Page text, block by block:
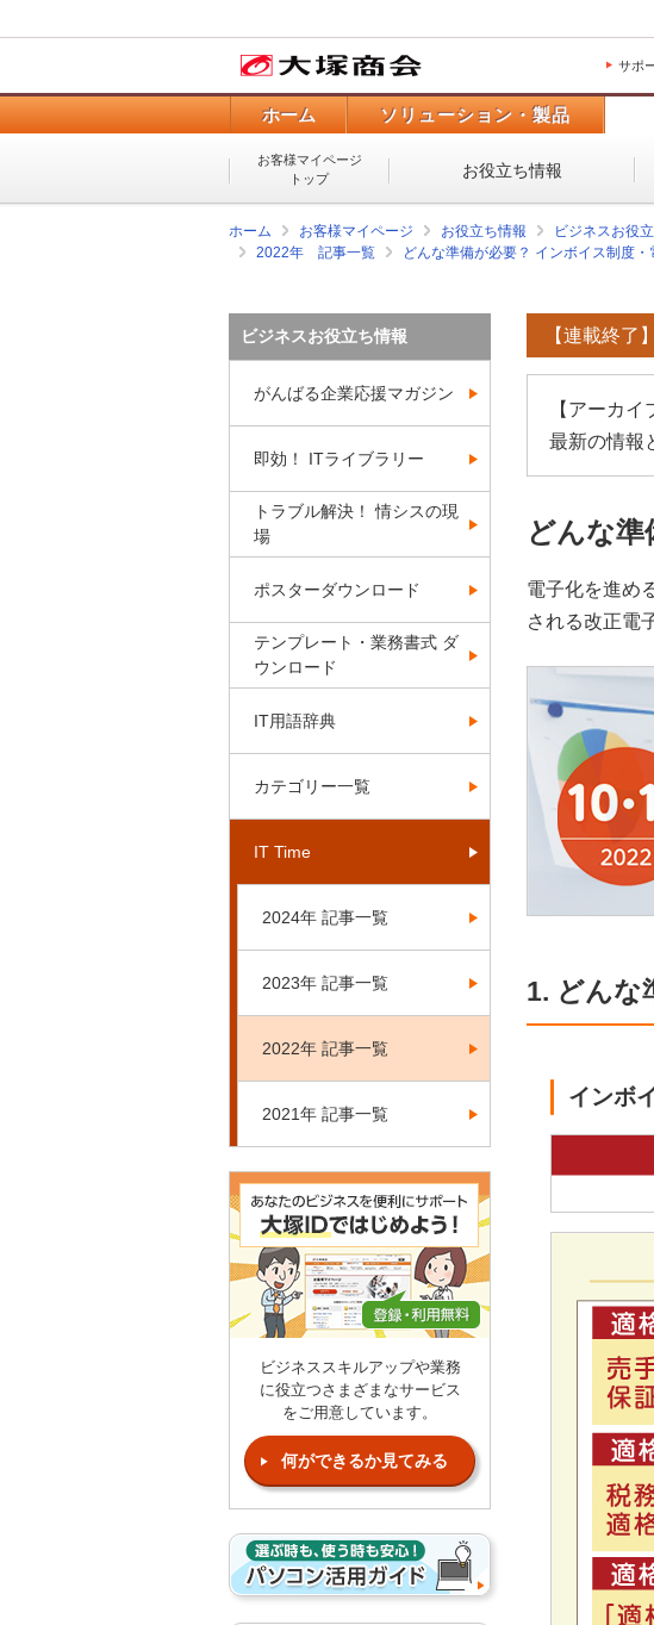
サポ
ホーム ソリューション・製品
お客様マイページ
トップ
お役立ち情報
ホーム お客様マイページ お役立ち情報 ビジネスお役
2022年 記事一覧
どんな準備が必要？ インボイス制度
【連載終了
【アーカ
最新の情報
どんな準
電子化を進め
される改正電
1. どんな
インボ
ビジネスお役立ち情報
がんばる企業応援マガジン
即効！ ITライブラリー
トラブル解決！ 情シスの現
場
ポスターダウンロード
テンプレート・業務書式 ダ
ウンロード
IT用語辞典
カテゴリー一覧
IT Time
2024年 記事一覧
2023年 記事一覧
2022年 記事一覧
2021年 記事一覧
ビジネススキルアップや業務
に役立つさまざまなサービス
をご用意しています。
何ができるか見てみる